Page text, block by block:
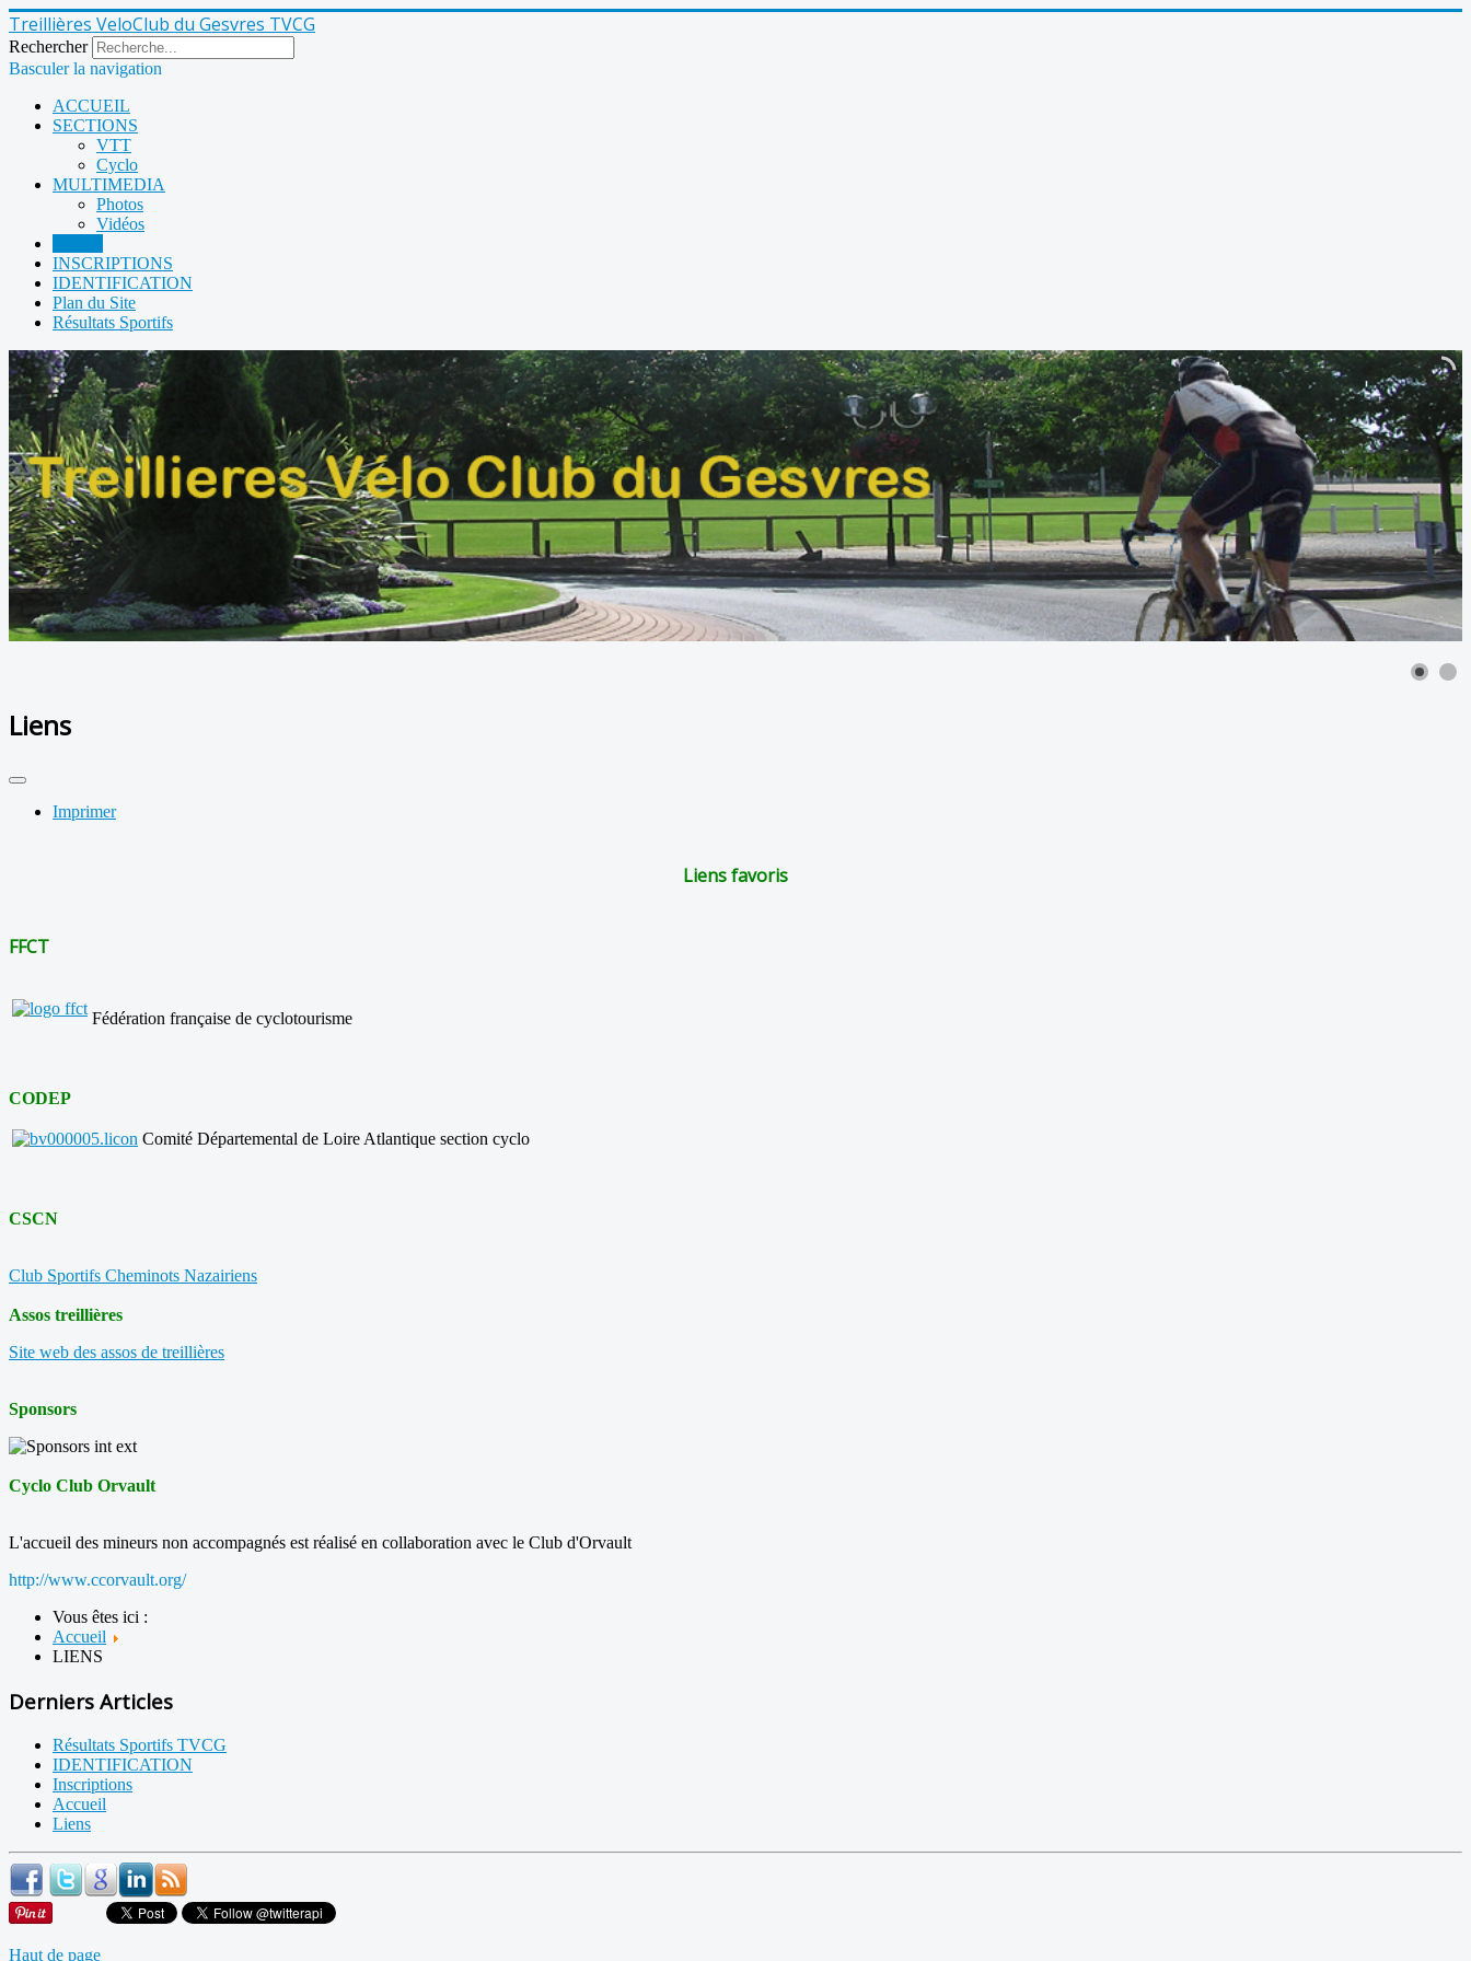
Treillières VeloClub du Gesvres TVCG
Rechercher
Basculer la navigation
ACCUEIL
SECTIONS
VTT
Cyclo
MULTIMEDIA
Photos
Vidéos
INSCRIPTIONS
IDENTIFICATION
Plan du Site
Résultats Sportifs
Liens
Imprimer
Liens favoris
FFCT
Fédération française de cyclotourisme
CODEP
Comité Départemental de Loire Atlantique section cyclo
CSCN
Club Sportifs Cheminots Nazairiens
Assos treillières
Site web des assos de treillières
Sponsors
Cyclo Club Orvault
L'accueil des mineurs non accompagnés est réalisé en collaboration avec le Club d'Orvault
http://www.ccorvault.org/
Vous êtes ici :
Accueil
LIENS
Derniers Articles
Résultats Sportifs TVCG
IDENTIFICATION
Inscriptions
Accueil
Liens
Haut de page